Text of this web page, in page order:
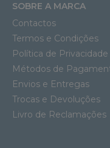
SOBRE A MARCA
Contactos
Termos e Condições
Política de Privacidade
Métodos de
Envios e Entregas
Trocas e Devoluções
Livro de Reclamações